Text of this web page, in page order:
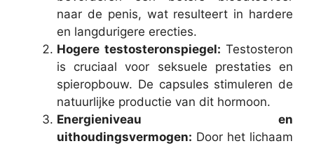
naar de penis, wat resulteert in hardere
en langdurigere erecties.
Hogere testosteronspiegel: Testosteron
is cruciaal voor seksuele prestaties en
spieropbouw. De capsules stimuleren de
natuurlijke productie van dit hormoon.
Energieniveau en
uithoudingsvermogen: Door het lichaam